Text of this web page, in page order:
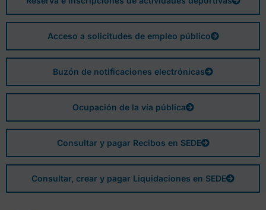
Acceso a solicitudes de empleo público
Buzón de notificaciones electrónicas
Ocupación de la vía pública
Consultar y pagar Recibos en SEDE
Consultar, crear y pagar Liquidaciones en SEDE